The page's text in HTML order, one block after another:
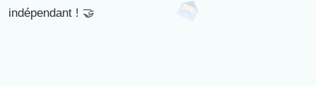
indépendant ! 🤝